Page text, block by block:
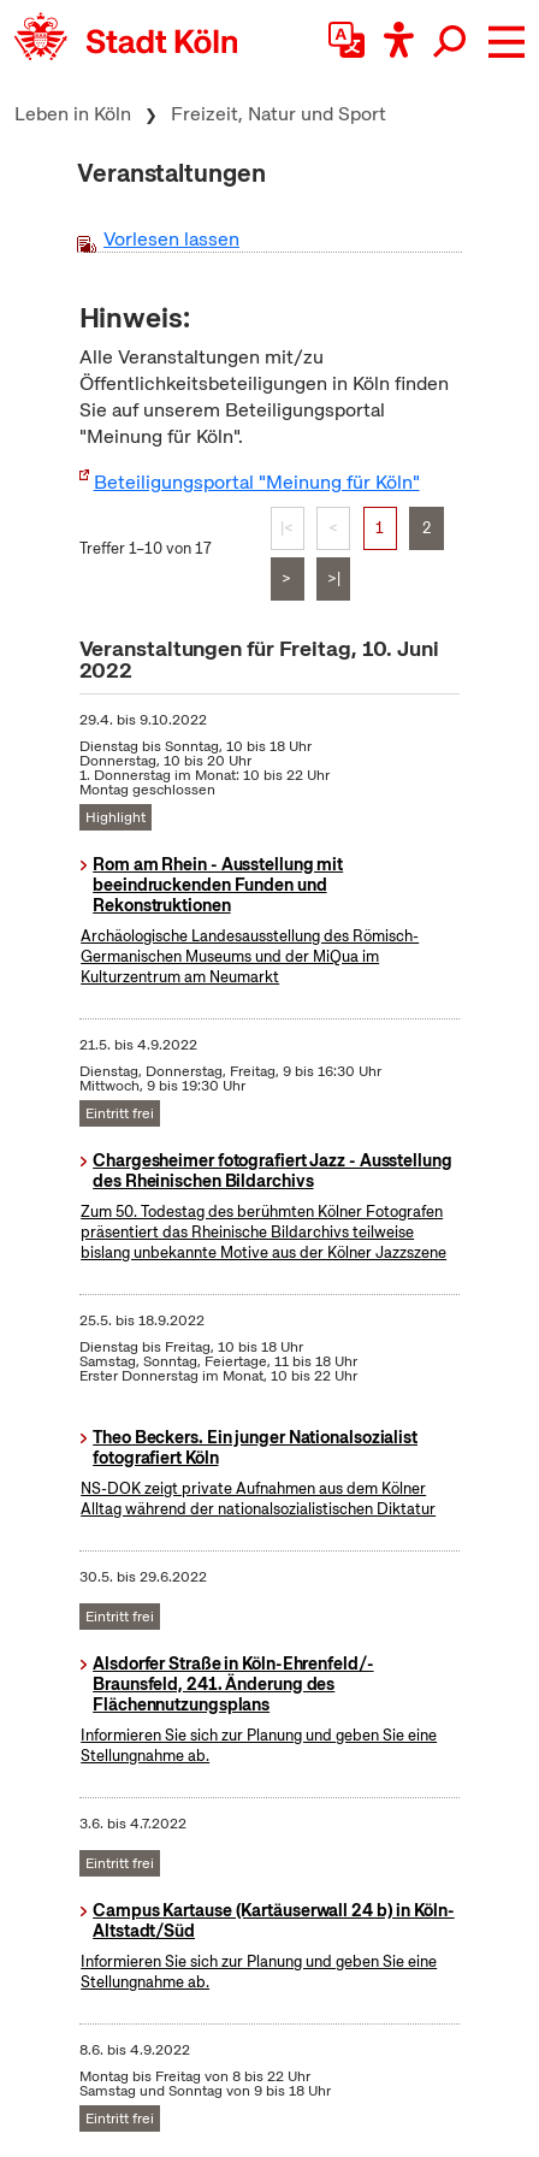
zum Inhalt springen
Leben in Köln Freizeit, Natur und Sport
Veranstaltungen
Vorlesen lassen
Hinweis:
Alle Veranstaltungen mit/zu
Öffentlichkeitsbeteiligungen in Köln finden
Sie auf unserem Beteiligungsportal
"Meinung für Köln".
Beteiligungsportal "Meinung für Köln"
Treffer 1–10 von 17
|< < 1 2
> >|
Veranstaltungen für Freitag, 10. Juni
2022
29.4. bis9.10.2022
Dienstag bis Sonntag, 10 bis 18 Uhr
Donnerstag, 10 bis 20 Uhr
1. Donnerstag im Monat: 10 bis 22 Uhr
Montag geschlossen
Highlight
Rom am Rhein - Ausstellung mit
beeindruckenden Funden und
Rekonstruktionen
Archäologische Landesausstellung des Römisch-
Germanischen Museums und der MiQua im
Kulturzentrum am Neumarkt
21.5. bis4.9.2022
Dienstag, Donnerstag, Freitag, 9 bis 16:30 Uhr
Mittwoch, 9 bis 19:30 Uhr
Eintritt frei
Chargesheimer fotografiert Jazz - Ausstellung
des Rheinischen Bildarchivs
Zum 50. Todestag des berühmten Kölner Fotografen
präsentiert das Rheinische Bildarchivs teilweise
bislang unbekannte Motive aus der Kölner Jazzszene
25.5. bis18.9.2022
Dienstag bis Freitag, 10 bis 18 Uhr
Samstag, Sonntag, Feiertage, 11 bis 18 Uhr
Erster Donnerstag im Monat, 10 bis 22 Uhr
Theo Beckers. Ein junger Nationalsozialist
fotografiert Köln
NS-DOK zeigt private Aufnahmen aus dem Kölner
Alltag während der nationalsozialistischen Diktatur
30.5. bis29.6.2022
Eintritt frei
Alsdorfer Straße in Köln-Ehrenfeld/-
Braunsfeld, 241. Änderung des
Flächennutzungsplans
Informieren Sie sich zur Planung und geben Sie eine
Stellungnahme ab.
3.6. bis4.7.2022
Eintritt frei
Campus Kartause (Kartäuserwall 24 b) in Köln-
Altstadt/Süd
Informieren Sie sich zur Planung und geben Sie eine
Stellungnahme ab.
8.6. bis4.9.2022
Montag bis Freitag von 8 bis 22 Uhr
Samstag und Sonntag von 9 bis 18 Uhr
Eintritt frei